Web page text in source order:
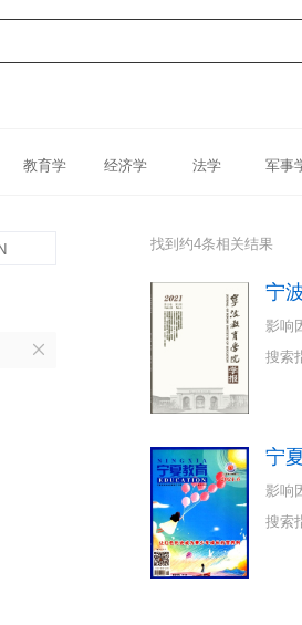
教育学 经济学 法学 军事
找到约4条相关结果
宁
影响
搜索
宁
影响
搜索